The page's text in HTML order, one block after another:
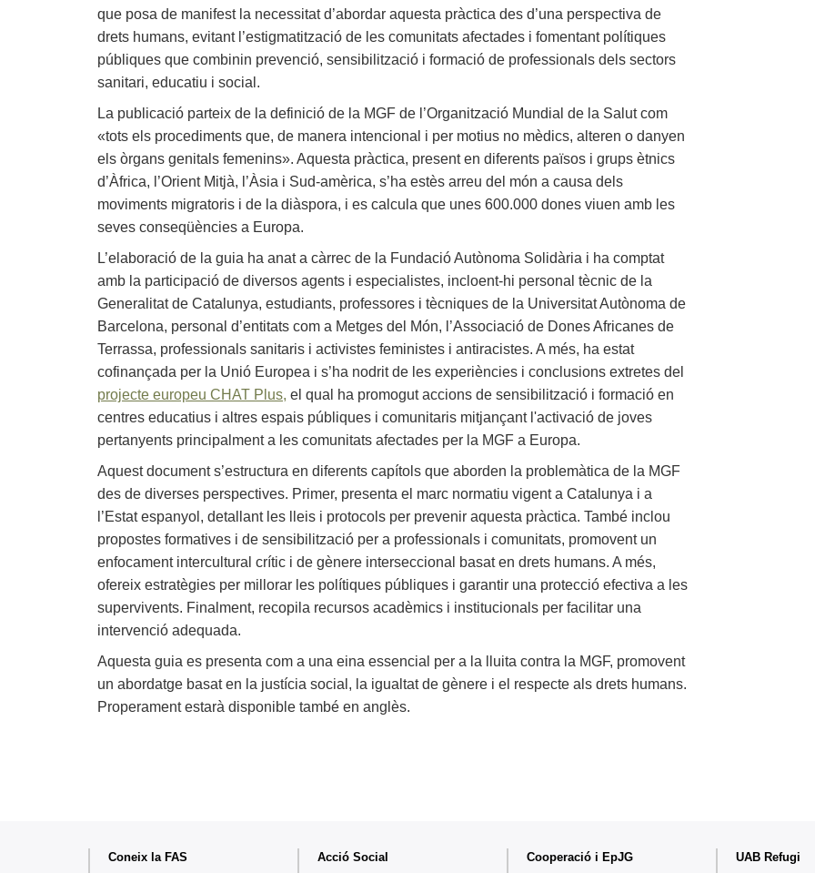
que posa de manifest la necessitat d’abordar aquesta pràctica des d’una perspectiva de
drets humans, evitant l’estigmatització de les comunitats afectades i fomentant polítiques
públiques que combinin prevenció, sensibilització i formació de professionals dels sectors
sanitari, educatiu i social.
La publicació parteix de la definició de la MGF de l’Organització Mundial de la Salut com
«tots els procediments que, de manera intencional i per motius no mèdics, alteren o danyen
els òrgans genitals femenins». Aquesta pràctica, present en diferents països i grups ètnics
d’Àfrica, l’Orient Mitjà, l’Àsia i Sud-amèrica, s’ha estès arreu del món a causa dels
moviments migratoris i de la diàspora, i es calcula que unes 600.000 dones viuen amb les
seves conseqüències a Europa.
L’elaboració de la guia ha anat a càrrec de la Fundació Autònoma Solidària i ha comptat
amb la participació de diversos agents i especialistes, incloent-hi personal tècnic de la
Generalitat de Catalunya, estudiants, professores i tècniques de la Universitat Autònoma de
Barcelona, personal d’entitats com a Metges del Món, l’Associació de Dones Africanes de
Terrassa, professionals sanitaris i activistes feministes i antiracistes. A més, ha estat
cofinançada per la Unió Europea i s’ha nodrit de les experiències i conclusions extretes del
projecte europeu CHAT Plus, el qual ha promogut accions de sensibilització i formació en
centres educatius i altres espais públiques i comunitaris mitjançant l'activació de joves
pertanyents principalment a les comunitats afectades per la MGF a Europa.
Aquest document s’estructura en diferents capítols que aborden la problemàtica de la MGF
des de diverses perspectives. Primer, presenta el marc normatiu vigent a Catalunya i a
l’Estat espanyol, detallant les lleis i protocols per prevenir aquesta pràctica. També inclou
propostes formatives i de sensibilització per a professionals i comunitats, promovent un
enfocament intercultural crític i de gènere interseccional basat en drets humans. A més,
ofereix estratègies per millorar les polítiques públiques i garantir una protecció efectiva a les
supervivents. Finalment, recopila recursos acadèmics i institucionals per facilitar una
intervenció adequada.
Aquesta guia es presenta com a una eina essencial per a la lluita contra la MGF, promovent
un abordatge basat en la justícia social, la igualtat de gènere i el respecte als drets humans.
Properament estarà disponible també en anglès.
Coneix la FAS Acció Social Cooperació i EpJG UAB Refugi